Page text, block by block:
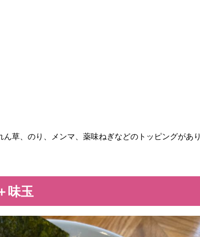
草、のり、メンマ、薬味ねぎなどのトッピングがあり
味玉